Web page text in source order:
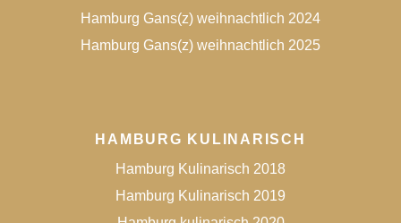
Hamburg Gans(z) weihnachtlich 2024
Hamburg Gans(z) weihnachtlich 2025
HAMBURG KULINARISCH
Hamburg Kulinarisch 2018
Hamburg Kulinarisch 2019